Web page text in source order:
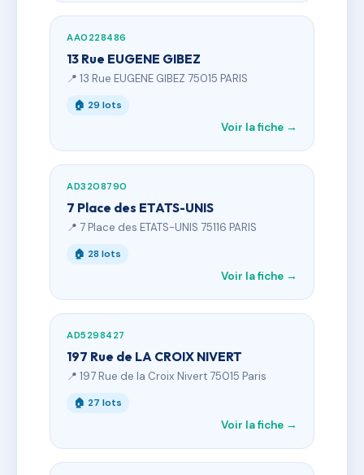
AA0228486
13 Rue EUGENE GIBEZ
📍 13 Rue EUGENE GIBEZ 75015 PARIS
🏠 29 lots
Voir la fiche →
AD3208790
7 Place des ETATS-UNIS
📍 7 Place des ETATS-UNIS 75116 PARIS
🏠 28 lots
Voir la fiche →
AD5298427
197 Rue de LA CROIX NIVERT
📍 197 Rue de la Croix Nivert 75015 Paris
🏠 27 lots
Voir la fiche →